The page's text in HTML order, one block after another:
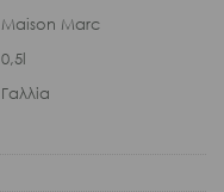
Maison Marc
0,5l
Γαλλία